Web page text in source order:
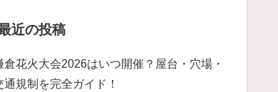
近の投稿
倉花火大会2026はいつ開催？屋台・穴場・
通規制を完全ガイド！